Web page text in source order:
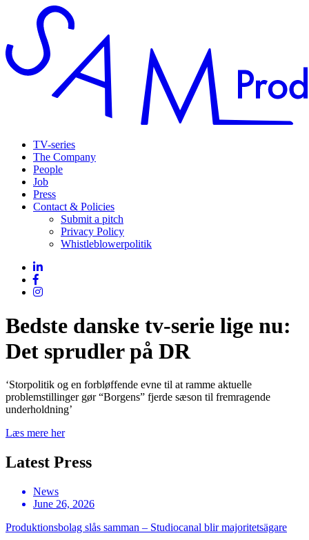
TV-series
The Company
People
Job
Press
Contact & Policies
Submit a pitch
Privacy Policy
Whistleblowerpolitik
Bedste danske tv-serie lige nu:
Det sprudler på DR
‘Storpolitik og en forbløffende evne til at ramme aktuelle
problemstillinger gør “Borgens” fjerde sæson til fremragende
underholdning’
Læs mere her
Latest Press
News
June 26, 2026
Produktionsbolag slås samman – Studiocanal blir majoritetsägare